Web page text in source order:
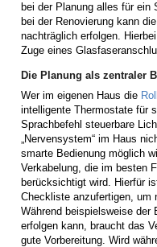
bei der Planung alles für ein
bei der Renovierung kann
nachträglich erfolgen.
Zuge eines
Die Planung als zentraler
Wer im eigenen Haus die
intelligente Thermostate für
Sprachbefehl steuerbare
„Nervensystem“ im Haus
smarte Bedienung möglich
Verkabelung, die im besten
berücksichtigt wird. Hierfür
Checkliste anzufertigen, um
Während beispielsweise der
erfolgen kann, braucht das
gute Vorbereitung. Wird